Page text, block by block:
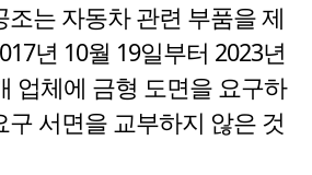
는 자동차 관련 부품을 제
년 10월 19일부터 2023년
업체에 금형 도면을 요구하
구 서면을 교부하지 않은 것